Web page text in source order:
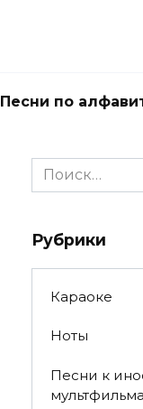
Песни по
Search
for:
Рубрики
Караоке
Ноты
Песни к